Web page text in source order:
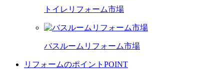
トイレリフォーム市場
バスルームリフォーム市場
リフォームのポイント POINT